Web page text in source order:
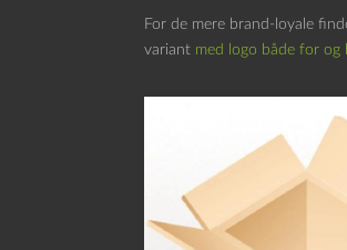
For de mere brand-loyale
variant med logo både for og